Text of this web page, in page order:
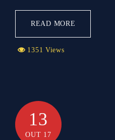
READ MORE
1351 Views
13
OUT 17